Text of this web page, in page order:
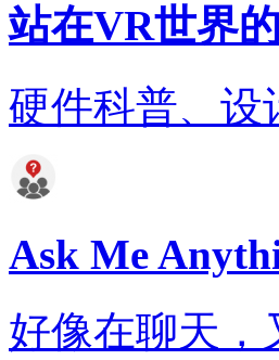
站在VR世界
硬件科普、设
Ask Me
好像在聊天，